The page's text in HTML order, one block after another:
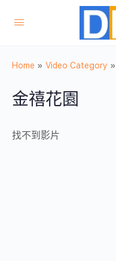
Home » Video Category »
金禧花園
找不到影片